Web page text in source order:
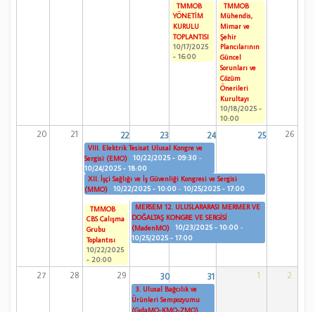
TMMOB
YÖNETİM
KURULU
TOPLANTISI
10/17/2025
- 16:00
TMMOB
Mühendis,
Mimar ve
Şehir
Plancılarının
Güncel
Sorunları ve
Çözüm
Önerileri
Kurultayı
10/18/2025 -
10:00
20 21 22 23 24 25 26
VIII. Elektrik Tesisat Ulusal Kongre ve
Sergisi (EMO)
10/22/2025 - 09:30 -
10/24/2025 - 18:00
XII. İşçi Sağlığı ve İş Güvenliği Kongresi ve Sergisi
(MMO)
10/22/2025 - 10:00 -10/25/2025 - 17:00
TMMOB
CBS Çalışma
Grubu
Toplantısı
10/22/2025
- 20:00
MERSEM 12. ULUSLARARASI MERMER VE
DOĞALTAŞ KONGRE VE SERGİSİ
(MadenMO)
10/23/2025 - 10:00 -
10/25/2025 - 17:00
27 28 29 30 31 1 2
3. Ulusal Bağcılık ve
Ürünleri Sempozyumu
(GıdaMO-KMO-ZMO)